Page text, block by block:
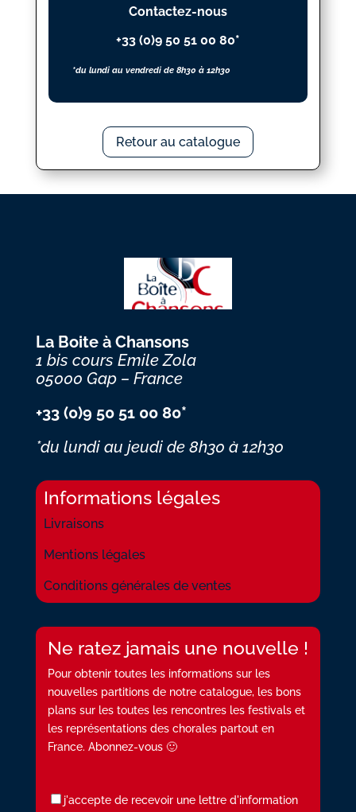
Contactez-nous
+33 (0)9 50 51 00 80*
*du lundi au vendredi de 8h30 à 12h30
Retour au catalogue
La Boite à Chansons
1 bis cours Emile Zola
05000 Gap – France
+33 (0)9 50 51 00 80*
*du lundi au jeudi de 8h30 à 12h30
Informations légales
Livraisons
Mentions légales
Conditions générales de ventes
Ne ratez jamais une nouvelle !
Pour obtenir toutes les informations sur les
nouvelles partitions de notre catalogue, les bons
plans sur les toutes les rencontres les festivals et
les représentations des chorales partout en
France. Abonnez-vous 🙂
j'accepte de recevoir une lettre d'information